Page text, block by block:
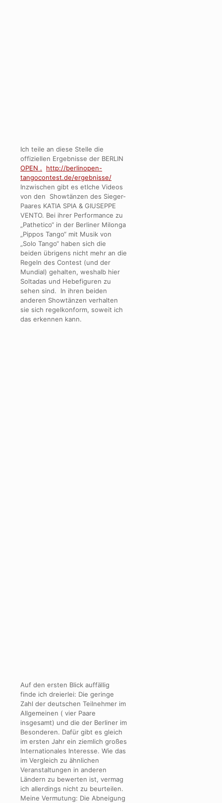
Ich teile an diese Stelle die
offiziellen Ergebnisse der BERLIN
OPEN .
http://berlinopen-
tangocontest.de/ergebnisse/
Inzwischen gibt es etlche Videos
von den Showtänzen des Sieger-
Paares KATIA SPIA & GIUSEPPE
VENTO. Bei ihrer Performance zu
„Pathetico“ in der Berliner Milonga
„Pippos Tango“ mit Musik von
„Solo Tango“ haben sich die
beiden übrigens nicht mehr an die
Regeln des Contest (und der
Mundial) gehalten, weshalb hier
Soltadas und Hebefiguren zu
sehen sind. In ihren beiden
anderen Showtänzen verhalten
sie sich regelkonform, soweit ich
das erkennen kann.
Auf den ersten Blick auffällig
finde ich dreierlei: Die geringe
Zahl der deutschen Teilnehmer im
Allgemeinen ( vier Paare
insgesamt) und die der Berliner im
Besonderen. Dafür gibt es gleich
im ersten Jahr ein ziemlich großes
Internationales Interesse. Wie das
im Vergleich zu ähnlichen
Veranstaltungen in anderen
Ländern zu bewerten ist, vermag
ich allerdings nicht zu beurteilen.
Meine Vermutung: Die Abneigung